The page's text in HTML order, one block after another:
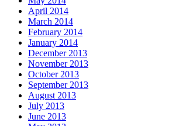
April 2014
March 2014
February 2014
January 2014
December 2013
November 2013
October 2013
September 2013
August 2013
July 2013
June 2013